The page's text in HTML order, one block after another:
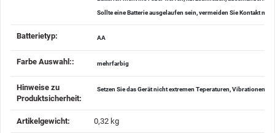
Sollte eine Batterie ausgelaufen sein, vermeiden Sie Kontakt
Batterietyp‍: AA
Farbe Auswahl:‍: mehrfarbig
Hinweise zu
Produktsicherheit‍:
Setzen Sie das Gerät nicht extremen Teperaturen, Vibrationen
Artikelgewicht‍: 0,32 kg